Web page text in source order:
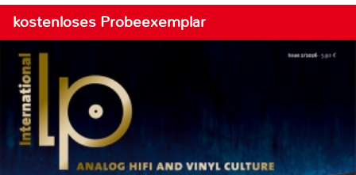
kostenloses Probeexemplar